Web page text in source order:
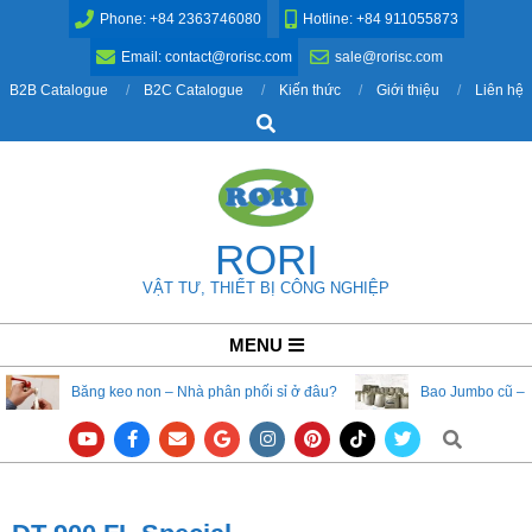
Phone: +84 2363746080 Hotline: +84 911055873
Email: contact@rorisc.com
sale@rorisc.com
B2B Catalogue
B2C Catalogue Kiến thức Giới thiệu
Liên hệ
Search
RORI
VẬT TƯ, THIẾT BỊ CÔNG NGHIỆP
Navigation
Menu
MENU
Băng keo non – Nhà phân phối sỉ ở đâu? Bao Jumbo cũ –
Search